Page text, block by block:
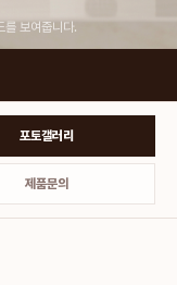
를 보여줍니다.
포토갤러리
제품문의